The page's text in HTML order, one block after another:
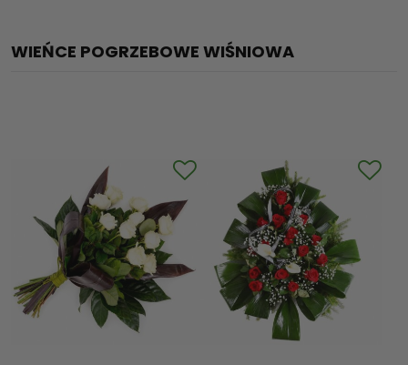
WIEŃCE POGRZEBOWE WIŚNIOWA